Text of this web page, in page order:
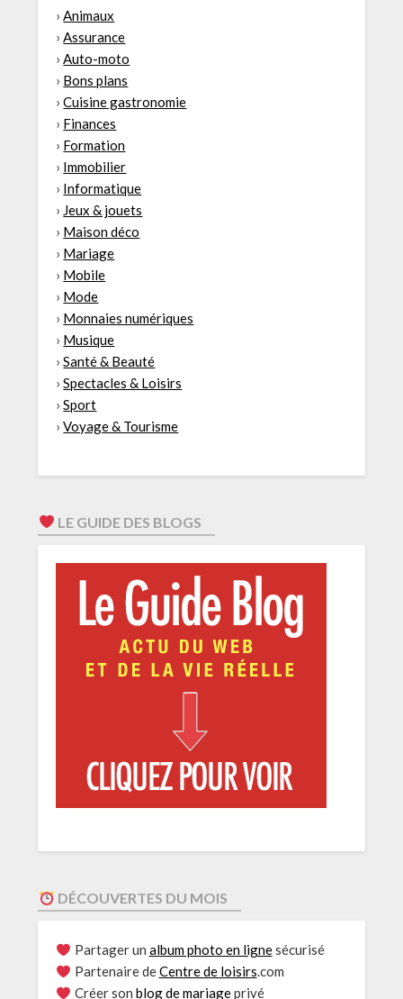
›Animaux
›Assurance
›Auto-moto
› Bons plans
›Cuisine gastronomie
› Finances
› Formation
› Immobilier
› Informatique
› Jeux & jouets
› Maison déco
› Mariage
› Mobile
› Mode
› Monnaies numériques
› Musique
›Santé & Beauté
›Spectacles & Loisirs
›Sport
›Voyage & Tourisme
LE GUIDE DES BLOGS
DÉCOUVERTES DU MOIS
Partager un album photo en lignesécurisé
Partenaire deCentre de loisirs.com
Créer son blog de mariageprivé